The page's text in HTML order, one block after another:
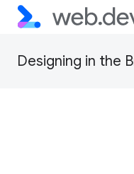
Designing in the